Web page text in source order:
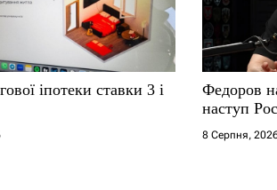
іпотеки ставки 3 і
Федоров
наступ
8 Серпня,